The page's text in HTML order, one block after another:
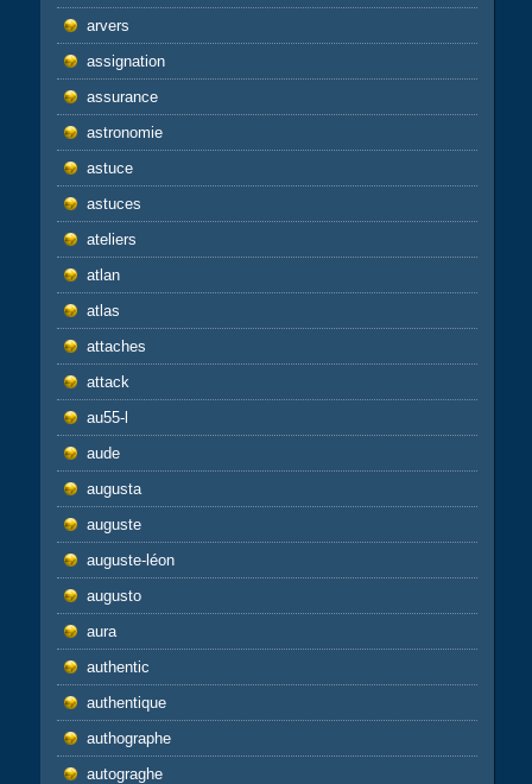
arvers
assignation
assurance
astronomie
astuce
astuces
ateliers
atlan
atlas
attaches
attack
au55-l
aude
augusta
auguste
auguste-léon
augusto
aura
authentic
authentique
authographe
autograghe